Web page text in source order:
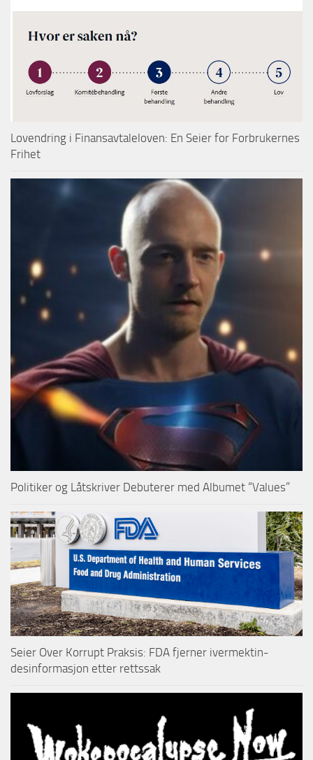
Lovendring i Finansavtaleloven: En Seier for Forbrukernes
Frihet
Politiker og Låtskriver Debuterer med Albumet “Values”
Seier Over Korrupt Praksis: FDA fjerner ivermektin-
desinformasjon etter rettssak